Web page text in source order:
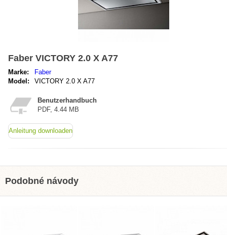
Faber VICTORY 2.0 X A77
Marke:
Faber
Model:
VICTORY 2.0 X A77
Benutzerhandbuch
PDF, 4.44 MB
Anleitung downloaden
Podobné návody